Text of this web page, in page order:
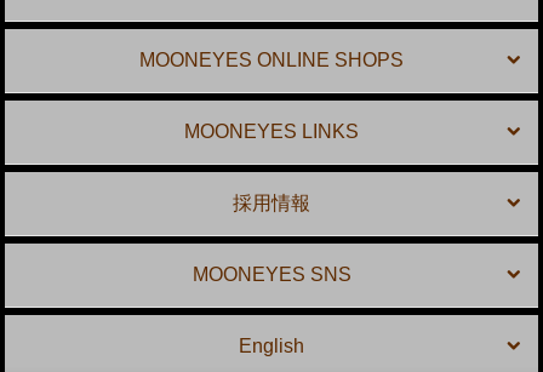
MOONEYES ONLINE SHOPS
MOONEYES LINKS
採用情報
MOONEYES SNS
English